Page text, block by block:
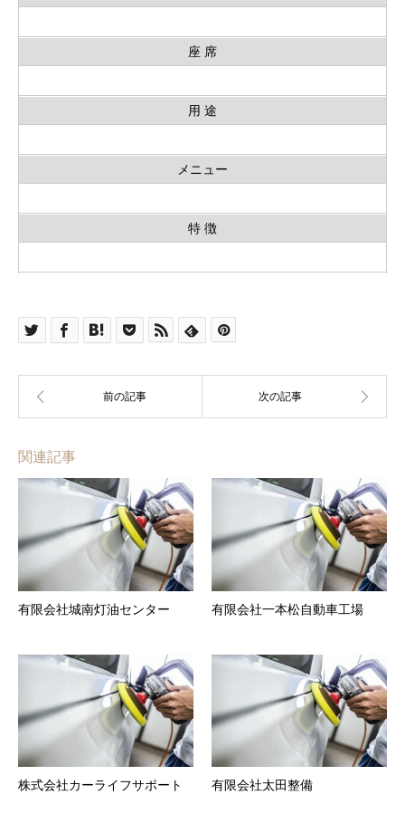
座 席
用 途
メニュー
特 徴
関連記事
有限会社城南灯油センター 有限会社一本松自動車工場
株式会社カーライフサポート 有限会社太田整備